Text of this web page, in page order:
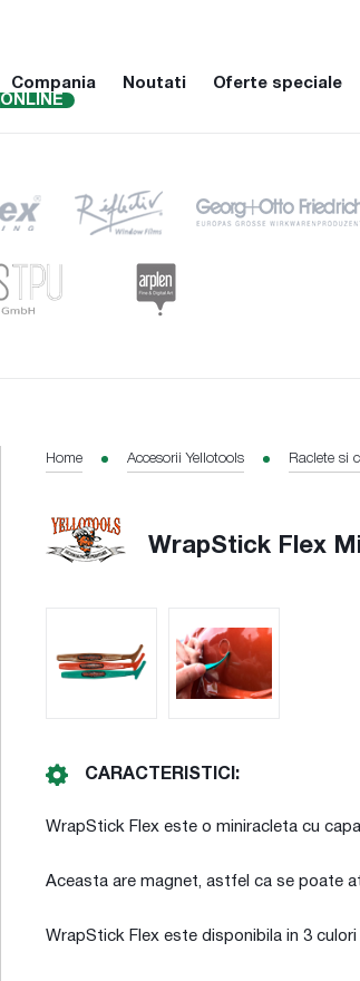
Compania Noutati Oferte speciale
ONLINE
Home Accesorii Yellotools Raclete si
WrapStick Flex
CARACTERISTICI:
WrapStick Flex este o miniracleta cu
Aceasta are magnet, astfel ca se poate
WrapStick Flex este disponibila in 3